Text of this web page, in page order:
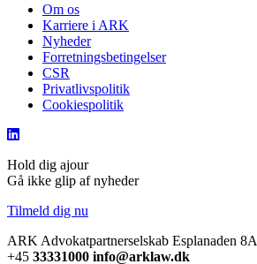
Om os
Karriere i ARK
Nyheder
Forretningsbetingelser
CSR
Privatlivspolitik
Cookiespolitik
Hold dig ajour
Gå ikke glip af nyheder
Tilmeld dig nu
ARK Advokatpartnerselskab Esplanaden 8A
+45 33331000 info@arklaw.dk